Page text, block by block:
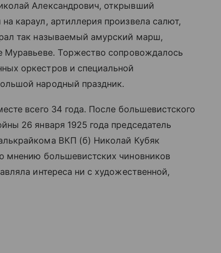
Александрович, открывший
караул, артиллерия произвела салют,
так называемый амурский марш,
Муравьеве. Торжество сопровождалось
оркестров и специальной
народный праздник.
всего 34 года. После большевистского
26 января 1925 года председатель
ВКП (б) Николай Кубяк
мнению большевистских чиновников
интереса ни с художественной,